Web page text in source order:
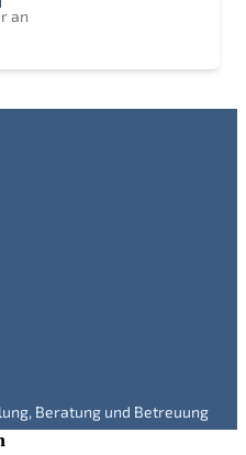
an
Beratung und Betreuung
Umgebung – seit über 20